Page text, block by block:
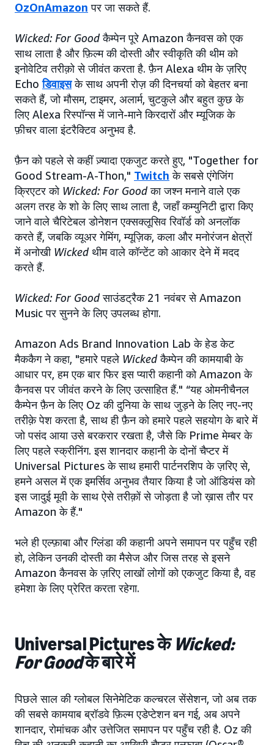
OzOnAmazon पर जा सकते हैं.
Wicked: For Goodकैम्पेन पूरे Amazon कैनवस को एक
साथ लाता है और फ़िल्म की दोस्ती और स्वीकृति की थीम को
इनोवेटिव तरीक़ो से जीवंत करता है. फ़ैन Alexa थीम के ज़रिए
Echoडिवाइसके साथ अपनी रोज़ की दिनचर्या को बेहतर बना
सकते हैं, जो मौसम, टाइमर, अलार्म, चुटकुले और बहुत कुछ के
लिए Alexa रिस्पॉन्स में जाने-माने किरदारों और म्यूजिक के
फ़ीचर वाला इंटरैक्टिव अनुभव है.
फ़ैन को पहले से कहीं ज़्यादा एकजुट करते हुए, "Together for
Good Stream-A-Thon," Twitch के सबसे एंगेजिंग
क्रिएटर को Wicked: For Goodका जश्न मनाने वाले एक
अलग तरह के शो के लिए साथ लाता है, जहाँ कम्युनिटी द्वारा किए
जाने वाले चैरिटेबल डोनेशन एक्सक्लूसिव रिवॉर्ड को अनलॉक
करते हैं, जबकि व्यूअर गेमिंग, म्यूज़िक, कला और मनोरंजन क्षेत्रों
में अनोखी Wickedथीम वाले कॉन्टेंट को आकार देने में मदद
करते हैं.
Wicked: For Goodसाउंडट्रैक 21 नवंबर से Amazon
Music पर सुनने के लिए उपलब्ध होगा.
Amazon Ads Brand Innovation Lab के हेड केट
मैककैग ने कहा, "हमारे पहले Wickedकैम्पेन की कामयाबी के
आधार पर, हम एक बार फिर इस प्यारी कहानी को Amazon के
कैनवस पर जीवंत करने के लिए उत्साहित हैं." “यह ओमनीचैनल
कैम्पेन फ़ैन के लिए Oz की दुनिया के साथ जुड़ने के लिए नए-नए
तरीक़े पेश करता है, साथ ही फ़ैन को हमारे पहले सहयोग के बारे में
जो पसंद आया उसे बरकरार रखता है, जैसे कि Prime मेम्बर के
लिए पहले स्क्रीनिंग. इस शानदार कहानी के दोनों चैप्टर में
Universal Pictures के साथ हमारी पार्टनरशिप के ज़रिए से,
हमने असल में एक इमर्सिव अनुभव तैयार किया है जो ऑडियंस को
इस जादुई मूवी के साथ ऐसे तरीक़ों से जोड़ता है जो ख़ास तौर पर
Amazon के हैं."
भले ही एल्फ़ाबा और ग्लिंडा की कहानी अपने समापन पर पहुँच रही
हो, लेकिन उनकी दोस्ती का मैसेज और जिस तरह से इसने
Amazon कैनवस के ज़रिए लाखों लोगों को एकजुट किया है, वह
हमेशा के लिए प्रेरित करता रहेगा.
Universal Pictures केWicked:
For Goodके बारे में
पिछले साल की ग्लोबल सिनेमेटिक कल्चरल सेंसेशन, जो अब तक
की सबसे कामयाब ब्रॉडवे फ़िल्म एडेप्टेशन बन गई, अब अपने
शानदार, रोमांचक और उत्तेजित समापन पर पहुँच रही है. Oz की